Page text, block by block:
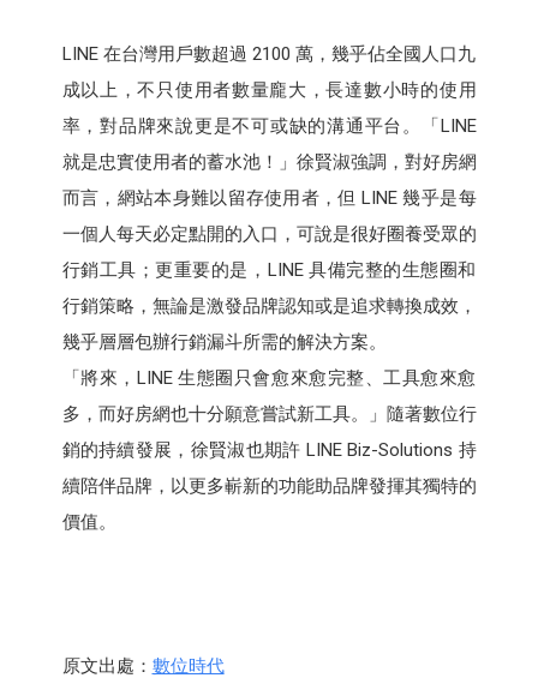
LINE 在台灣用戶數超過 2100 萬，幾乎佔全國人口九
成以上，不只使用者數量龐大，長達數小時的使用
率，對品牌來說更是不可或缺的溝通平台。「LINE
就是忠實使用者的蓄水池！」徐賢淑強調，對好房網
而言，網站本身難以留存使用者，但 LINE 幾乎是每
一個人每天必定點開的入口，可說是很好圈養受眾的
行銷工具；更重要的是，LINE 具備完整的生態圈和
行銷策略，無論是激發品牌認知或是追求轉換成效，
幾乎層層包辦行銷漏斗所需的解決方案。
「將來，LINE 生態圈只會愈來愈完整、工具愈來愈
多，而好房網也十分願意嘗試新工具。」隨著數位行
銷的持續發展，徐賢淑也期許 LINE Biz-Solutions 持
續陪伴品牌，以更多嶄新的功能助品牌發揮其獨特的
價值。
原文出處： 數位時代